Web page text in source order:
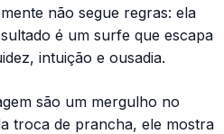
não segue regras: ela
é um surfe que escapa
intuição e ousadia.
são um mergulho no
troca de prancha, ele mostra